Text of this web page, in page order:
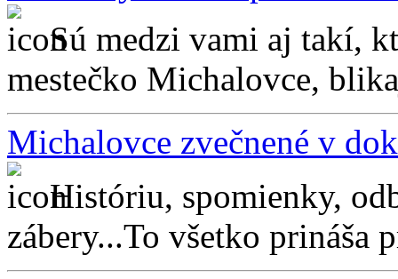
Sú medzi vami aj takí,
mestečko Michalovce,
Michalovce zvečnené v
Históriu, spomienky,
zábery...To všetko